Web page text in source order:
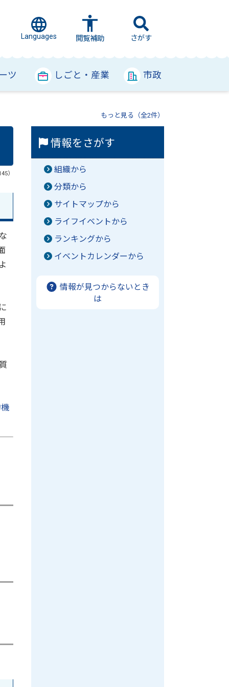
Languages 閲覧補助 さがす
ツ しごと・産業 市政
もっと見る（全2件）
）
情報をさがす
組織から
分類から
サイトマップから
ライフイベントから
ランキングから
イベントカレンダーから
情報が見つからないとき
は